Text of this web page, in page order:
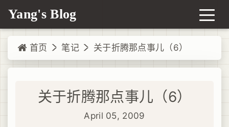
Yang's Blog
首页 笔记 关于折腾那点事儿（6）
关于折腾那点事儿（6）
April 05, 2009